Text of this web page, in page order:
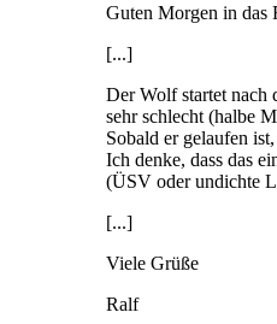
Guten Morgen in das
[...]
Der Wolf startet nach
sehr schlecht (halbe
Sobald er gelaufen
Ich denke, dass das
(ÜSV oder undichte
[...]
Viele Grüße
Ralf